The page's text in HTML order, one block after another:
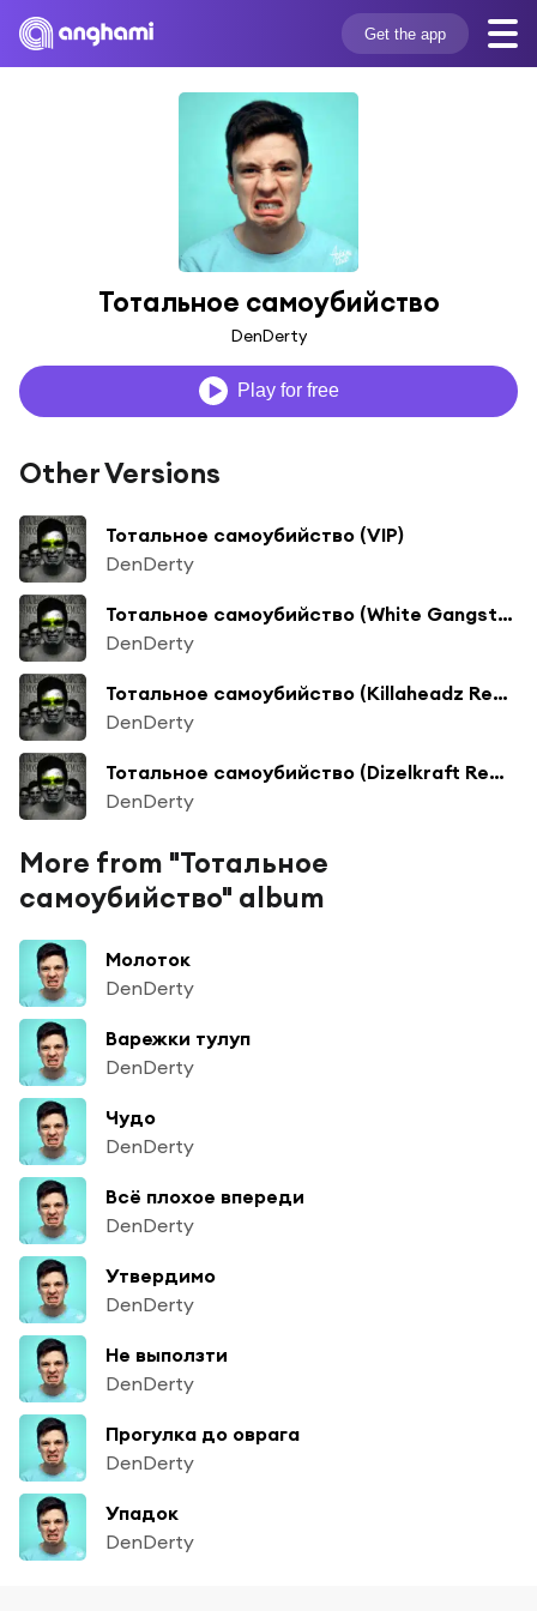
Get the app
Тотальное самоубийство
DenDerty
Play for free
Other Versions
Тотальное самоубийство (VIP)
DenDerty
Тотальное самоубийство (White Gangster Remix)
DenDerty
Тотальное самоубийство (Killaheadz Remix)
DenDerty
Тотальное самоубийство (Dizelkraft Remix)
DenDerty
More from "Тотальное
самоубийство" album
Молоток
DenDerty
Варежки тулуп
DenDerty
Чудо
DenDerty
Всё плохое впереди
DenDerty
Утвердимо
DenDerty
Не выползти
DenDerty
Прогулка до оврага
DenDerty
Упадок
DenDerty